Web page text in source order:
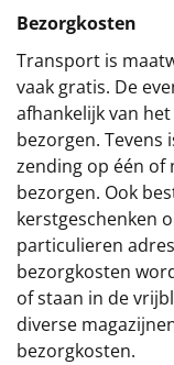
Bezorgkosten
Transport is
vaak gratis. De
afhankelijk van
bezorgen. Tevens
zending op één of
bezorgen. Ook
kerstgeschenken
particulieren
bezorgkosten
of staan in de
diverse
bezorgkosten.